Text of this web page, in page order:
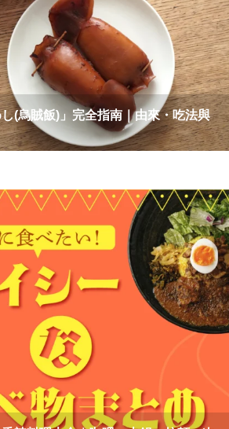
(烏賊飯)」完全指南｜由來・吃法與